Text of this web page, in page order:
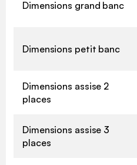
Dimensions grand banc
Dimensions petit banc
Dimensions assise 2
places
Dimensions assise 3
places